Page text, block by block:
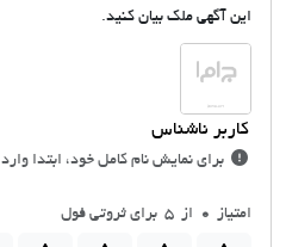
این آگهی ملک بیان کنید.
برای نمایش نام کامل خود، ابتدا وارد
امتیاز 0 از 5 برای ثروتی فول